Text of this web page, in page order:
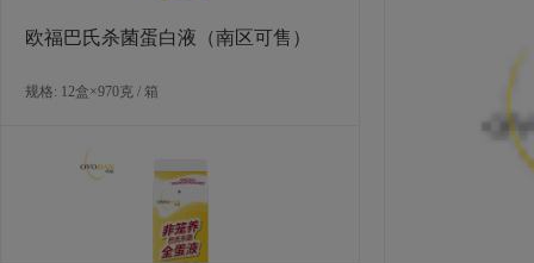
欧福巴氏杀菌蛋白液（南区可售）
规格: 12盒×970克 / 箱